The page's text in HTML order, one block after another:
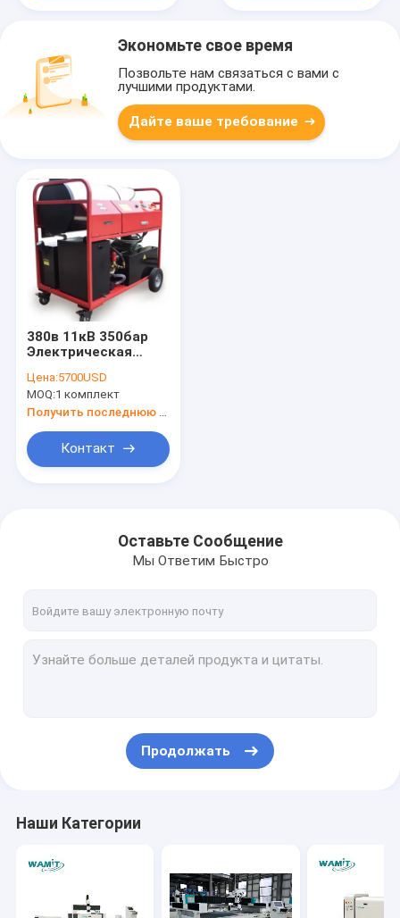
Дом
Экономьте свое время
Позвольте нам связаться с вами с
лучшими продуктами.
Дайте ваше требование
380в 11кВ 350бар
Электрическая
стиральная машина
/ Дизельная горячая
водяная очистка
давления
Цена:5700USD
MOQ:1 комплект
Контакт
Оставьте Сообщение
Мы Ответим Быстро
Продолжать
Наши Категории